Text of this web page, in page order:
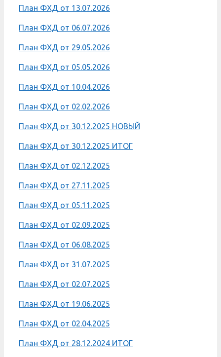
План ФХД от 13.07.2026
План ФХД от 06.07.2026
План ФХД от 29.05.2026
План ФХД от 05.05.2026
План ФХД от 10.04.2026
План ФХД от 02.02.2026
План ФХД от 30.12.2025 НОВЫЙ
План ФХД от 30.12.2025 ИТОГ
План ФХД от 02.12.2025
План ФХД от 27.11.2025
План ФХД от 05.11.2025
План ФХД от 02.09.2025
План ФХД от 06.08.2025
План ФХД от 31.07.2025
План ФХД от 02.07.2025
План ФХД от 19.06.2025
План ФХД от 02.04.2025
План ФХД от 28.12.2024 ИТОГ